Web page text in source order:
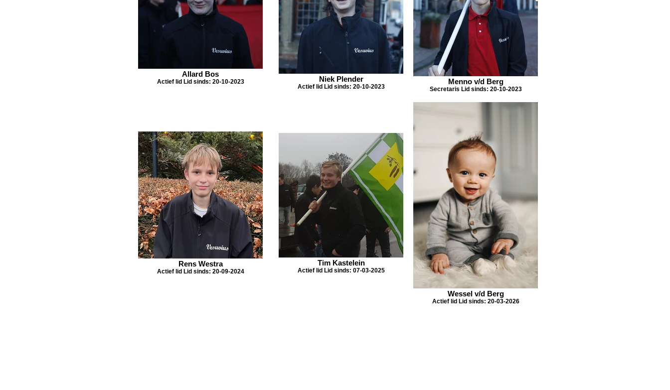
Allard Bos
Actief lid Lid sinds: 20-10-2023 Niek Plender
Actief lid Lid sinds: 20-10-2023
Menno v/d Berg
Secretaris Lid sinds: 20-10-2023
Rens Westra
Actief lid Lid sinds: 20-09-2024
Tim Kastelein
Actief lid Lid sinds: 07-03-2025
Wessel v/d Berg
Actief lid Lid sinds: 20-03-2026